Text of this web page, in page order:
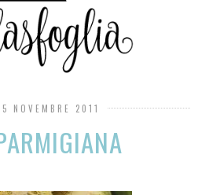
NOVEMBRE 2011